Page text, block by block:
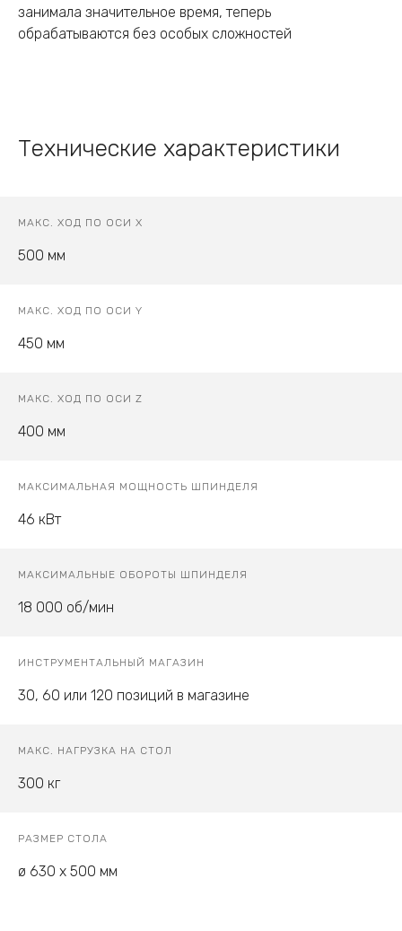
занимала значительное время, теперь
обрабатываются без особых сложностей
Технические характеристики
МАКС. ХОД ПО ОСИ X
500 мм
МАКС. ХОД ПО ОСИ Y
450 мм
МАКС. ХОД ПО ОСИ Z
400 мм
МАКСИМАЛЬНАЯ МОЩНОСТЬ ШПИНДЕЛЯ
46 кВт
МАКСИМАЛЬНЫЕ ОБОРОТЫ ШПИНДЕЛЯ
18 000 об/мин
ИНСТРУМЕНТАЛЬНЫЙ МАГАЗИН
30, 60 или 120 позиций в магазине
МАКС. НАГРУЗКА НА СТОЛ
300 кг
РАЗМЕР СТОЛА
ø 630 х 500 мм